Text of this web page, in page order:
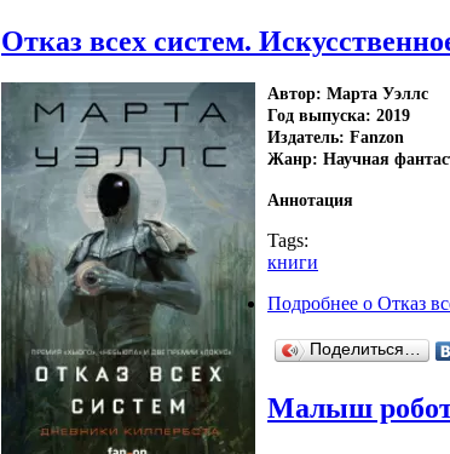
Отказ всех систем.
Автор: Марта Уэллс
Год выпуска: 2019
Издатель: Fanzon
Жанр: Научная
Аннотация
Tags:
книги
Подробнее о Отказ
Поделиться…
Малыш